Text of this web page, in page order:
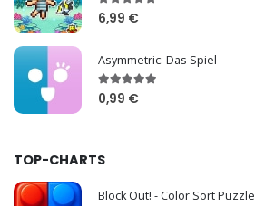
6,99 €
Asymmetric: Das Spiel
0,99 €
TOP-CHARTS
Block Out! - Color Sort Puzzle